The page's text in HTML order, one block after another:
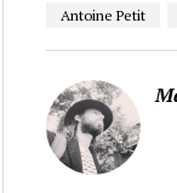
Antoine Petit